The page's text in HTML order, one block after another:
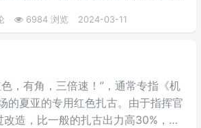
6984 浏览 2024-03-11
，有角，三倍速！”，通常专指《机
的夏亚的专用红色扎古。由于指挥官
造，比一般的扎古出力高30%，在